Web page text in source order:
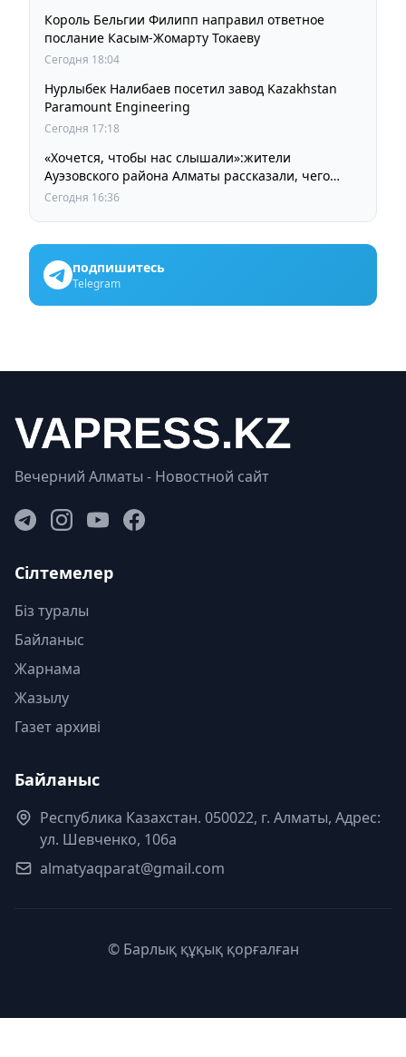
Король Бельгии Филипп направил ответное
послание Касым-Жомарту Токаеву
Сегодня 18:04
Нурлыбек Налибаев посетил завод Kazakhstan
Paramount Engineering
Сегодня 17:18
«Хочется, чтобы нас слышали»:жители
Ауэзовского района Алматы рассказали, чего
ждут от выборов депутатов Курултая
Сегодня 16:36
подпишитесь
Telegram
Вечерний Алматы - Новостной сайт
Сілтемелер
Біз туралы
Байланыс
Жарнама
Жазылу
Газет архиві
Байланыс
Республика Казахстан. 050022, г. Алматы, Адрес:
ул. Шевченко, 106а
almatyaqparat@gmail.com
© Барлық құқық қорғалған